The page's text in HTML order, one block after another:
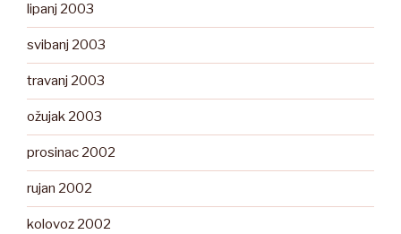
lipanj 2003
svibanj 2003
travanj 2003
ožujak 2003
prosinac 2002
rujan 2002
kolovoz 2002